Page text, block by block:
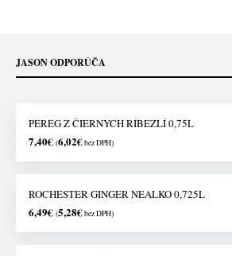
JASON ODPORÚČA
PEREG Z ČIERNYCH RÍBEZLÍ 0,75L
7,40€ (6,02€bez DPH)
ROCHESTER GINGER NEALKO 0,725L
6,49€ (5,28€bez DPH)